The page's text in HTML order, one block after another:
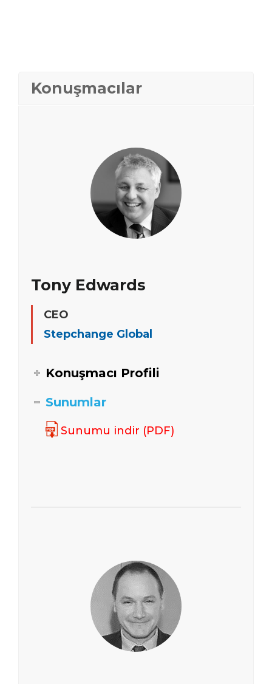
Konuşmacılar
Tony Edwards
CEO
Stepchange Global
Konuşmacı Profili
Sunumlar
Sunumu indir (PDF)